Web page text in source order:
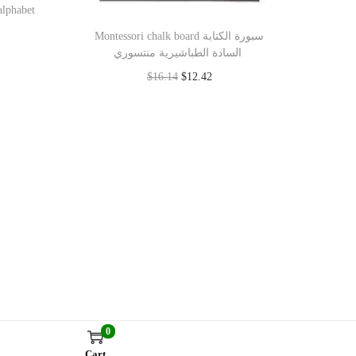
Montessori chalk board سبورة الكتابة
$16.14 $12.42
0